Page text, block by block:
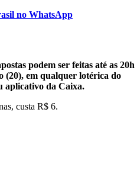
no WhatsApp
podem ser feitas até as 20h
(20), em qualquer lotérica do
aplicativo da Caixa.
custa R$ 6.